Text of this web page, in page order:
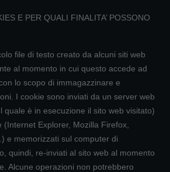
E PER QUALI FINALITA’ POSSONO
file di testo creato da alcuni siti web
al momento in cui questo accede ad
lo scopo di immagazzinare e
I cookie sono inviati da un server web
quale è in esecuzione il sito web visitato)
(Internet Explorer, Mozilla Firefox,
e memorizzati sul computer di
quindi, re-inviati al sito web al momento
Alcune operazioni non potrebbero